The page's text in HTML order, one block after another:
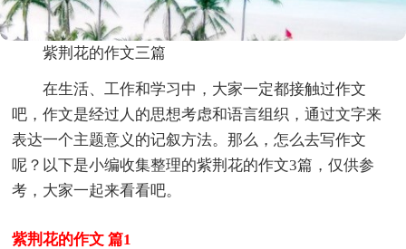
紫荆花的作文三篇
在生活、工作和学习中，大家一定都接触过作文
吧，作文是经过人的思想考虑和语言组织，通过文字来
表达一个主题意义的记叙方法。那么，怎么去写作文
呢？以下是小编收集整理的紫荆花的作文3篇，仅供参
考，大家一起来看看吧。
紫荆花的作文 篇1